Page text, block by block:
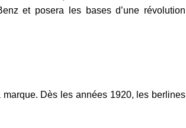
et posera les bases d’une révolution
Dès les années 1920, les berlines